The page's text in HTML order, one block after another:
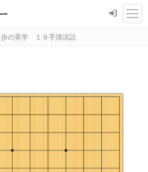
歩の美学 １９手清涼詰